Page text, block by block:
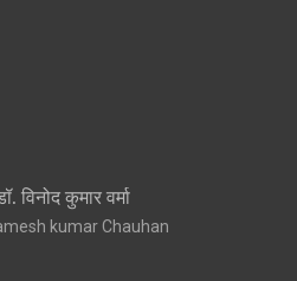
कुमार वर्मा
kumar Chauhan